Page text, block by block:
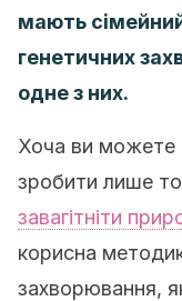
мають
генетичних
одне з них.
Хоча ви
зробити лише
завагітніти
корисна
захворювання,